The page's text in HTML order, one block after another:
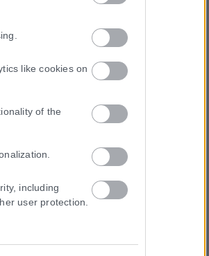
like cookies on
of the
including
user protection.